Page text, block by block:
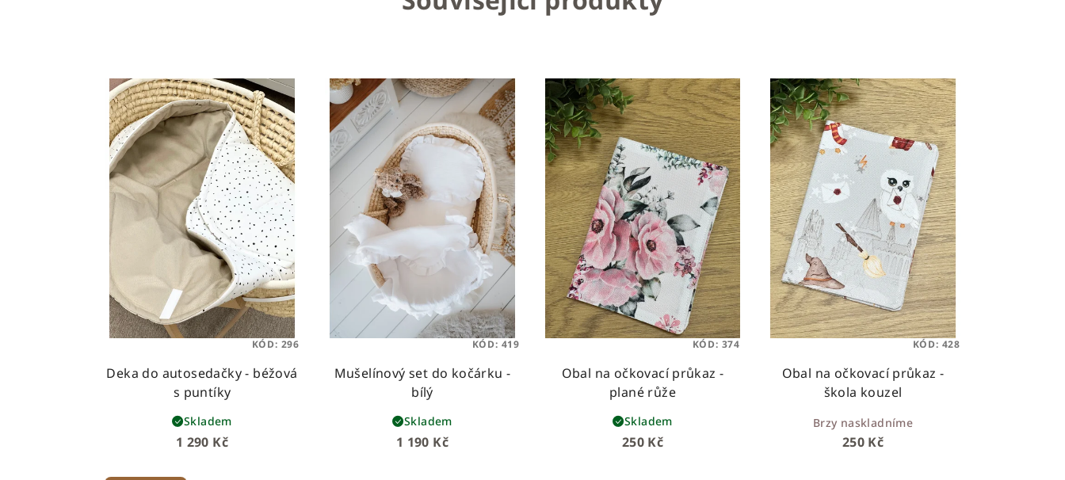
Deka do autosedačky - béžová
s puntíky
1 290 Kč
Skladem
KÓD: 296
Mušelínový set do kočárku -
bílý
1 190 Kč
Skladem
KÓD: 419
Obal na očkovací průkaz -
plané růže
250 Kč
Skladem
KÓD: 374
Obal na očkovací průkaz -
škola kouzel
250 Kč
Brzy naskladníme
KÓD: 428